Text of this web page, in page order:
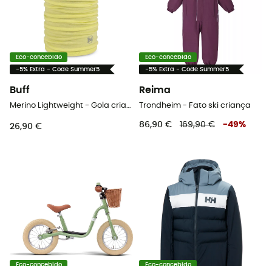
Eco-concebido
-5% Extra - Code Summer5
Buff
26,90 €
Eco-concebido
-5% Extra - Code Summer5
Reima
Trondheim - Fato ski criança
86,90 € 169,90 € -49%
Eco-concebido Eco-concebido